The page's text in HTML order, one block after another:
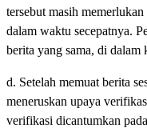
tersebut masih
dalam waktu secepatnya.
berita yang sama, di
d. Setelah memuat berita
meneruskan upaya
verifikasi dicantumkan